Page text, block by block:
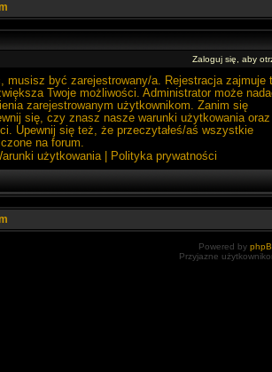
Zaloguj się, aby
musisz być zarejestrowany/a. Rejestracja zajmuje
Twoje możliwości. Administrator może
zarejestrowanym użytkownikom. Zanim się
się, czy znasz nasze warunki użytkowania oraz
Upewnij się też, że przeczytałeś/aś wszystkie
na forum.
użytkowania| Polityka prywatności
Powered by
Przyjazne